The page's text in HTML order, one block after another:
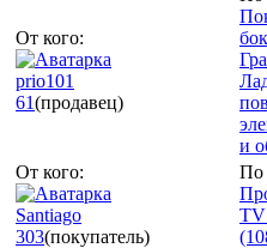
От кого:
prio101
61(продавец)
и
От кого:
Santiago
303(покупатель)
По